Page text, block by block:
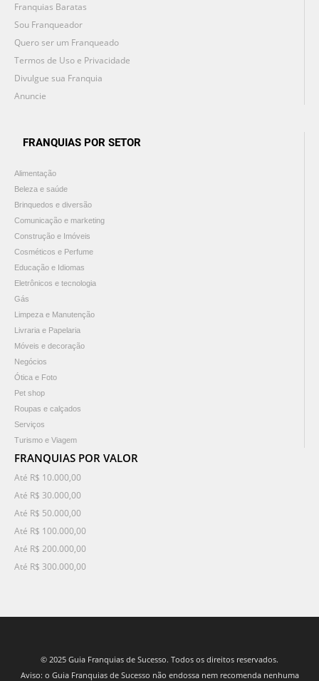
Franquias Baratas
Sou Franqueador
Quero ser um Franqueado
Termos de Uso e Privacidade
Divulgue sua Franquia
Anuncie
FRANQUIAS POR SETOR
Alimentação
Beleza e saúde
Brinquedos e diversão
Comunicação e marketing
Construção e Imóveis
Cosméticos e Perfume
Educação e Idiomas
Eletrônicos e tecnologia
Gás
Limpeza e Manutenção
Livraria e Papelaria
Móveis e decoração
Negócios
Ótica e Foto
Pet shop
Roupas e calçados
Serviços
Turismo e Viagem
FRANQUIAS POR VALOR
Até R$ 10.000,00
Até R$ 30.000,00
Até R$ 50.000,00
Até R$ 100.000,00
Até R$ 200.000,00
Até R$ 300.000,00
© 2025 Guia Franquias de Sucesso. Todos os direitos reservados.
Aviso: o Guia Franquias de Sucesso não endossa nem recomenda nenhuma